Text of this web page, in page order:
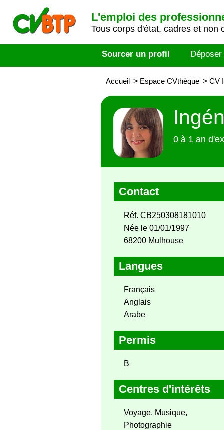
L'emploi des
Tous corps d'état, cadres et non
Sourcer un profil
Accueil > Espace CVthèque > CV
0 à 1 an
Contact
Réf. CB250308181010
Née le 01/01/1997
68200 Mulhouse
Langues
Français
Anglais
Arabe
Permis
B
Centres d'intérêts
Voyage, Musique,
Photographie